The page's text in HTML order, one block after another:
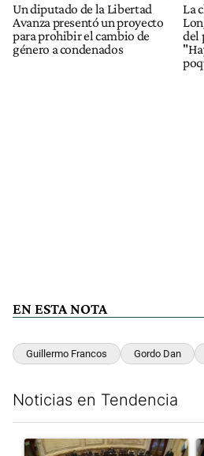
Un diputado de la Libertad
Avanza presentó un proyecto
para prohibir el cambio de
género a condenados
La
del
EN ESTA NOTA
Guillermo Francos Gordo Dan
Noticias en Tendencia
Un artículo de tendencia con el